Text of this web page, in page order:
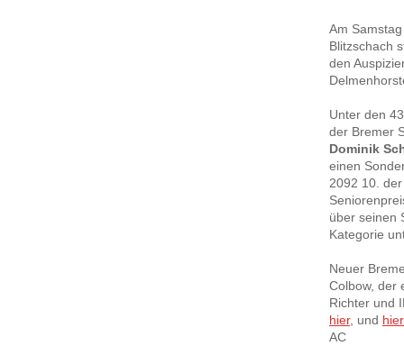
Am
Blitzschach
den
Unter den
der Bremer
Dominik
einen
2092 10.
über seinen
Kategorie
Neuer
Colbow, der
Richter und
hier, und hier
AC